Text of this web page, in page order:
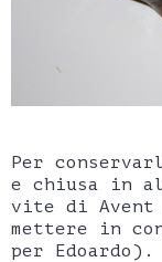
Per
e chiusa in
vite di Avent
mettere in
per Edoardo).